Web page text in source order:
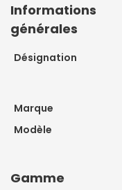
Informations
générales
Désignation
Marque
Modèle
Gamme